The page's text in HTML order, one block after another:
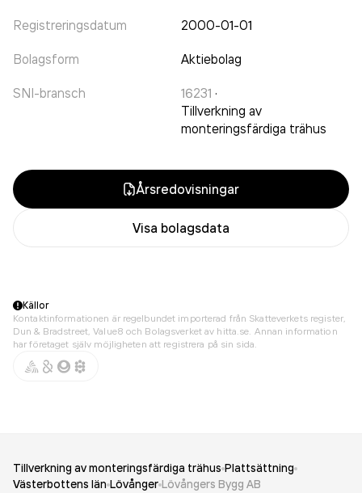
Registreringsdatum 2000-01-01
Bolagsform Aktiebolag
SNI-bransch 16231 ·
Tillverkning av
monteringsfärdiga trähus
Årsredovisningar
Visa bolagsdata
Källor
Kontaktinformationen är regelbundet importerad från Skatteverkets register,
Dun & Bradstreet, Value8 och Bolagsverket av hitta.se. Annan information
har företaget själv möjligheten att registrera på sin sida.
Tillverkning av monteringsfärdiga trähus Plattsättning
Västerbottens län Lövånger Lövångers Bygg AB